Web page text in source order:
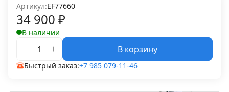
Артикул:EF77660
34 900 ₽
В наличии
В корзину
Быстрый заказ:+7 985 079-11-46